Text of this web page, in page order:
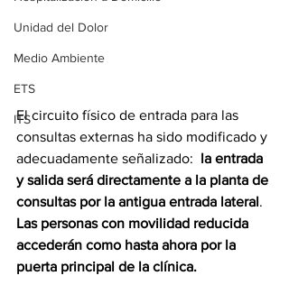
Unidad del Dolor
Medio Ambiente
ETS
ITS
El circuito físico de entrada para las
consultas externas ha sido modificado y
adecuadamente señalizado: la entrada
y salida será directamente a la planta de
consultas por la antigua entrada lateral.
Las personas con movilidad reducida
accederán como hasta ahora por la
puerta principal de la clínica.